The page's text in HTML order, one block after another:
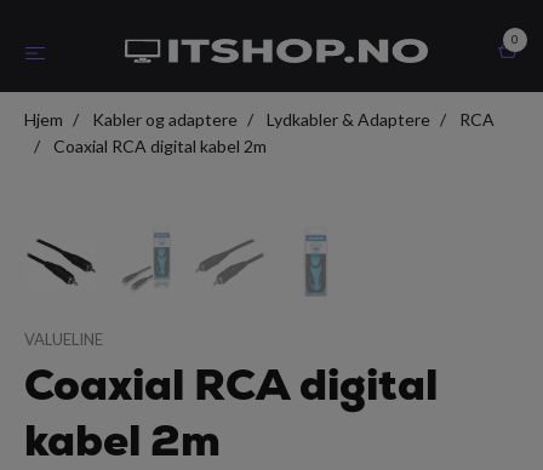
0
Hjem Kabler og adaptere Lydkabler & Adaptere
RCA
Coaxial RCA digital kabel 2m
VALUELINE
Coaxial RCA digital
kabel 2m